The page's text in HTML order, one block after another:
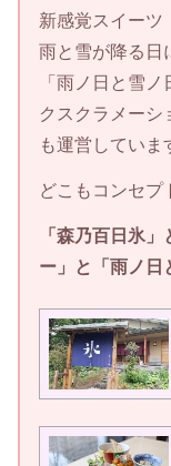
新感覚スイーツ
雨と雪が降る日
「雨ノ日と雪
クスクラメーシ
も運営していま
どこもコンセプ
「森乃百日氷
ー」と「雨ノ日